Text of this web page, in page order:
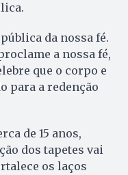
da nossa fé.
a nossa fé,
que o corpo e
para a redenção
de 15 anos,
dos tapetes vai
os laços